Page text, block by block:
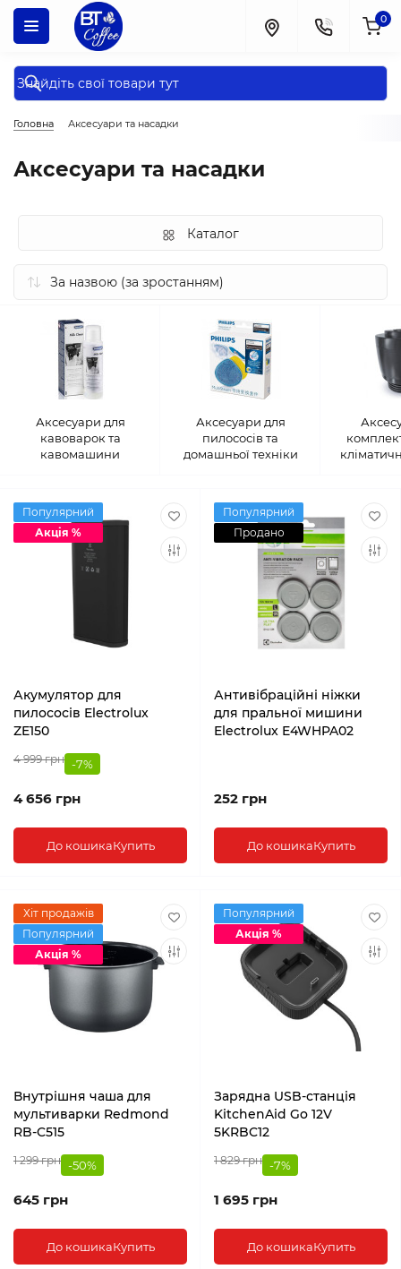
0
Головна Аксесуари та насадки
Аксесуари та насадки
Каталог
Аксесуари для
кавоварок та
кавомашини
Аксесуари для
пилососів та
домашньої техніки
Популярний
Акція %
Акумулятор для
пилососів Electrolux
ZE150
4 999 грн -7%
4 656 грн
До кошикаКупить
Популярний
Продано
Антивібраційні ніжки
для пральної мишини
Electrolux E4WHPA02
252 грн
До кошикаКупить
Хіт продажів
Популярний
Акція %
Внутрішня чаша для
мультиварки Redmond
RB-C515
1 299 грн -50%
645 грн
До кошикаКупить
Популярний
Акція %
Зарядна USB-станція
KitchenAid Go 12V
5KRBC12
1 829 грн -7%
1 695 грн
До кошикаКупить